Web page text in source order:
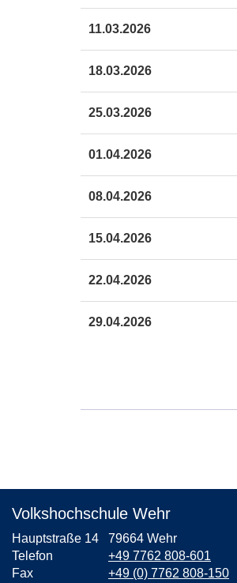
11.03.2026
18.03.2026
25.03.2026
01.04.2026
08.04.2026
15.04.2026
22.04.2026
29.04.2026
Volkshochschule Wehr
Hauptstraße 14 79664 Wehr
Telefon
+49 7762 808-601
Fax
+49 (0) 7762 808-150